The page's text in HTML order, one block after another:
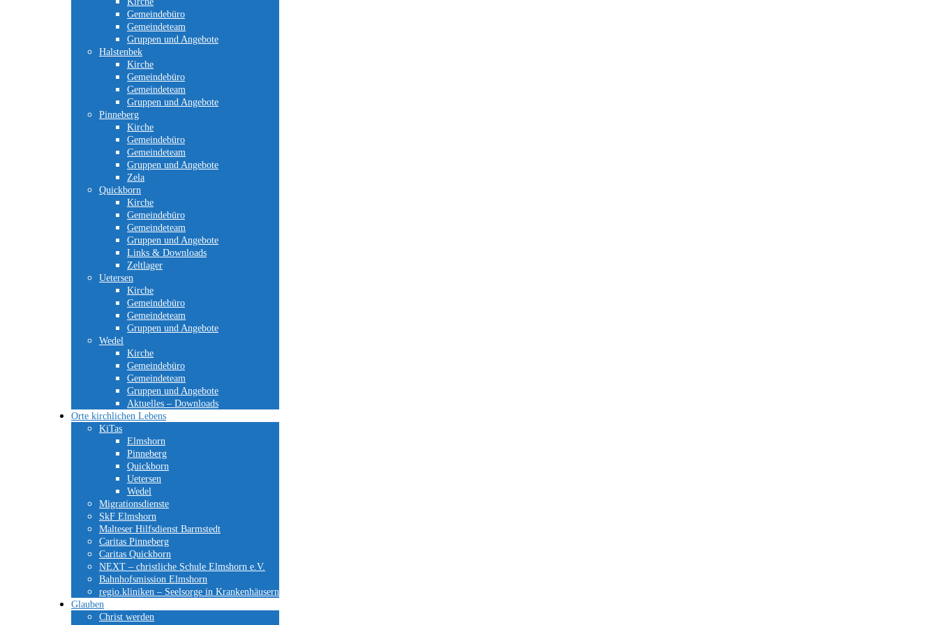
Gemeindebüro
Gemeindeteam
Gruppen und Angebote
Halstenbek
Kirche
Gemeindebüro
Gemeindeteam
Gruppen und Angebote
Pinneberg
Kirche
Gemeindebüro
Gemeindeteam
Gruppen und Angebote
Zela
Quickborn
Kirche
Gemeindebüro
Gemeindeteam
Gruppen und Angebote
Links & Downloads
Zeltlager
Uetersen
Kirche
Gemeindebüro
Gemeindeteam
Gruppen und Angebote
Wedel
Kirche
Gemeindebüro
Gemeindeteam
Gruppen und Angebote
Aktuelles – Downloads
Orte kirchlichen Lebens
KiTas
Elmshorn
Pinneberg
Quickborn
Uetersen
Wedel
Migrationsdienste
SkF Elmshorn
Malteser Hilfsdienst Barmstedt
Caritas Pinneberg
Caritas Quickborn
NEXT – christliche Schule Elmshorn e.V.
Bahnhofsmission Elmshorn
regio.kliniken – Seelsorge in Krankenhäusern
Glauben
Christ werden